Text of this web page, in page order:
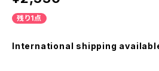
残り1点
International shipping